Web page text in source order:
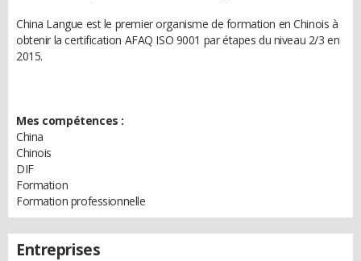
China Langue est le premier organisme de formation en Chinois à
obtenir la certification AFAQ ISO 9001 par étapes du niveau 2/3 en
2015.
Mes compétences :
China
Chinois
DIF
Formation
Formation professionnelle
Entreprises